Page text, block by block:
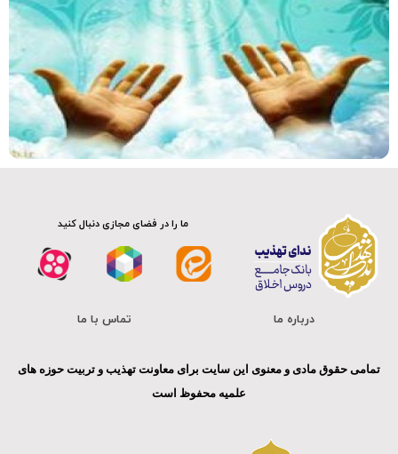
کلیپ
ما را در فضای مجازی دنبال کنید
درباره ما تماس با ما
تمامی حقوق مادی و معنوی این سایت برای معاونت تهذیب و تربیت حوزه های
علمیه محفوظ است